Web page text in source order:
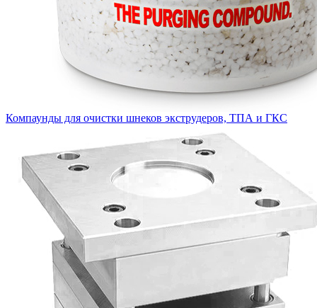
Компаунды для очистки шнеков экструдеров, ТПА и ГКС